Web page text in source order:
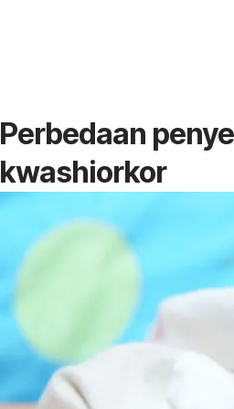
Perbedaan
kwashiorkor